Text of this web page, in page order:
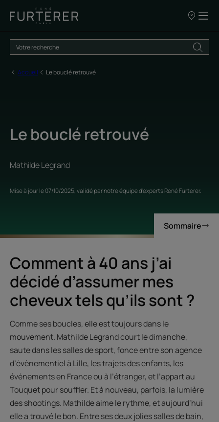
Nos
vente
Accueil Le bouclé retrouvé
Le bouclé retrouvé
Mathilde Legrand
Mise à jour le07/10/2025, validé parnotre équipe d'experts René Furterer.
Sommaire
Comment à 40 ans j’ai
décidé d’assumer mes
cheveux tels qu’ils sont ?
Comme ses boucles, elle est toujours dans le
mouvement. Mathilde Legrand court le dimanche,
saute dans les salles de sport, fonce entre son agence
d’évènementiel à Lille, les trajets des enfants, les
événements en France ou à l’étranger, et l’appart au
Touquet pour souffler. Et à nouveau, parfois, la lumière
des shootings. Mathilde aime le rythme, et aujourd’hui
elle a trouvé le bon. Entre ses deux jolies salles de bain,